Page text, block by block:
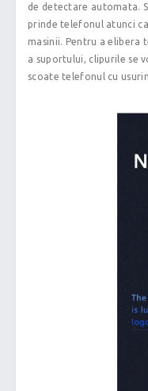
de detectare automata.
prinde telefonul atunci
masinii. Pentru a elibera
a suportului, clipurile se
scoate telefonul cu